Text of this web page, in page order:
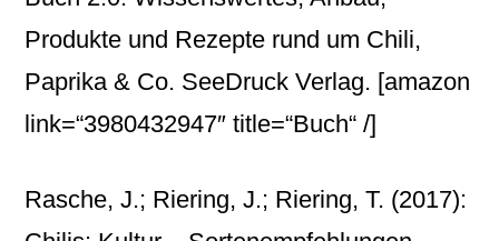
Produkte und Rezepte rund um Chili,
Paprika & Co. SeeDruck Verlag. [amazon
link=“3980432947″ title=“Buch“ /]
Rasche, J.; Riering, J.; Riering, T. (2017):